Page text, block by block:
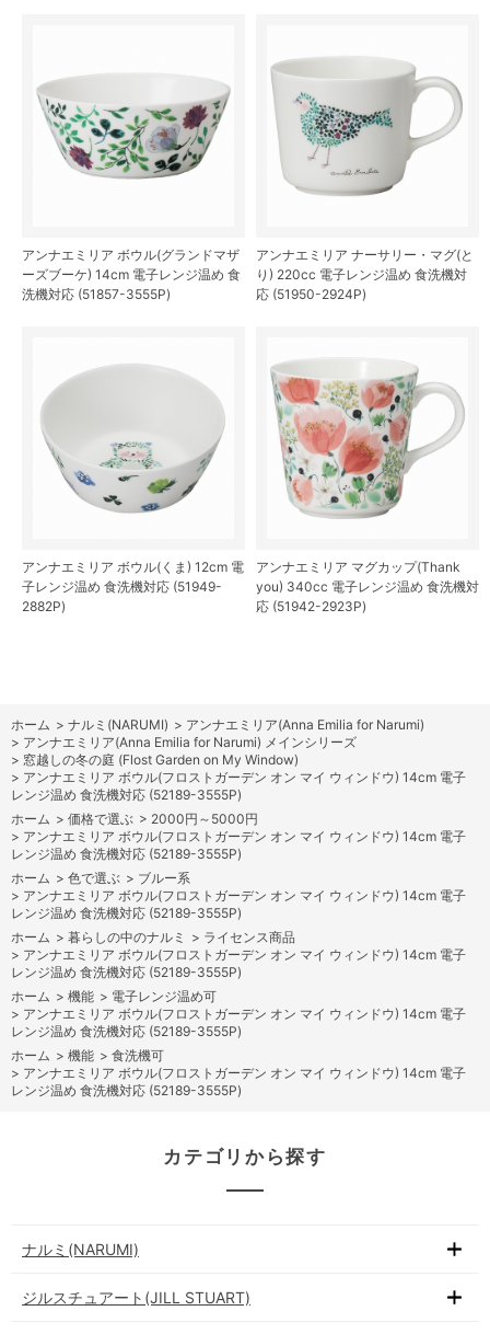
アンナエミリア ボウル(グランドマザ
ーズブーケ) 14cm 電子レンジ温め 食
洗機対応 (51857-3555P)
アンナエミリア ナーサリー・マグ(と
り) 220cc 電子レンジ温め 食洗機対
応 (51950-2924P)
アンナエミリア ボウル(くま) 12cm 電
子レンジ温め 食洗機対応 (51949-
2882P)
アンナエミリア マグカップ(Thank
you) 340cc 電子レンジ温め 食洗機対
応 (51942-2923P)
ホーム > ナルミ(NARUMI) > アンナエミリア(Anna Emilia for Narumi)
> アンナエミリア(Anna Emilia for Narumi) メインシリーズ
> 窓越しの冬の庭 (Flost Garden on My Window)
> アンナエミリア ボウル(フロストガーデン オン マイ ウィンドウ) 14cm 電子
レンジ温め 食洗機対応 (52189-3555P)
ホーム > 価格で選ぶ > 2000円～5000円
> アンナエミリア ボウル(フロストガーデン オン マイ ウィンドウ) 14cm 電子
レンジ温め 食洗機対応 (52189-3555P)
ホーム > 色で選ぶ > ブルー系
> アンナエミリア ボウル(フロストガーデン オン マイ ウィンドウ) 14cm 電子
レンジ温め 食洗機対応 (52189-3555P)
ホーム > 暮らしの中のナルミ > ライセンス商品
> アンナエミリア ボウル(フロストガーデン オン マイ ウィンドウ) 14cm 電子
レンジ温め 食洗機対応 (52189-3555P)
ホーム > 機能 > 電子レンジ温め可
> アンナエミリア ボウル(フロストガーデン オン マイ ウィンドウ) 14cm 電子
レンジ温め 食洗機対応 (52189-3555P)
ホーム > 機能 > 食洗機可
> アンナエミリア ボウル(フロストガーデン オン マイ ウィンドウ) 14cm 電子
レンジ温め 食洗機対応 (52189-3555P)
カテゴリから探す
ナルミ(NARUMI)
ジルスチュアート(JILL STUART)